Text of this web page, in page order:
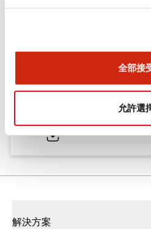
全部接
允許選
文件和檔案
型錄和宣傳手冊 CAD檔 認證與
ø25/30 系列 CS型 凸輪開關
793.91KB
解決方案